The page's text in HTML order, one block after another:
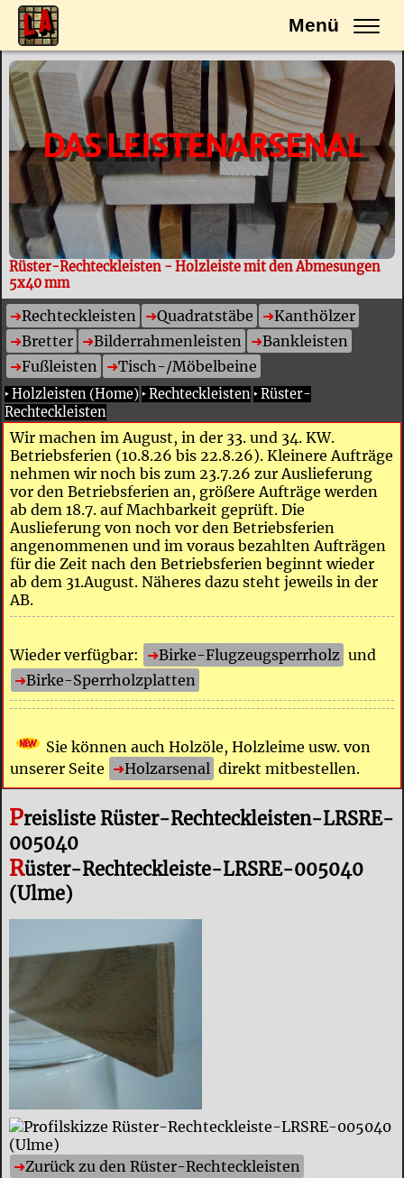
Menü
DAS LEISTENARSENAL
Rüster-Rechteckleisten - Holzleiste mit den Abmesungen
5x40 mm
Rechteckleisten Quadratstäbe
Kanthölzer
Bretter
Bilderrahmenleisten
Bankleisten
Fußleisten
Tisch-/Möbelbeine
‣Holzleisten (Home) ‣Rechteckleisten ‣Rüster-
Rechteckleisten
Wir machen im August, in der 33. und 34. KW.
Betriebsferien (10.8.26 bis 22.8.26). Kleinere Aufträge
nehmen wir noch bis zum 23.7.26 zur Auslieferung
vor den Betriebsferien an, größere Aufträge werden
ab dem 18.7. auf Machbarkeit geprüft. Die
Auslieferung von noch vor den Betriebsferien
angenommenen und im voraus bezahlten Aufträgen
für die Zeit nach den Betriebsferien beginnt wieder
ab dem 31.August. Näheres dazu steht jeweils in der
AB.
Wieder verfügbar: Birke-Flugzeugsperrholz und
Birke-Sperrholzplatten
Sie können auch Holzöle, Holzleime usw. von
unserer Seite
Holzarsenal direkt mitbestellen.
Preisliste Rüster-Rechteckleisten-LRSRE-
005040
Rüster-Rechteckleiste-LRSRE-005040
(Ulme)
Zurück zu den Rüster-Rechteckleisten